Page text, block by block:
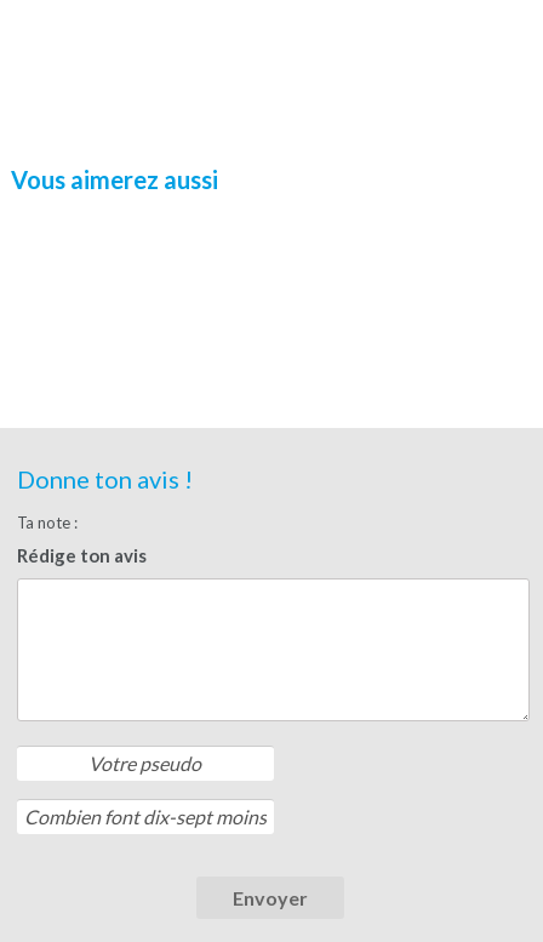
Vous aimerez aussi
Donne ton avis !
Ta note :
Rédige ton avis